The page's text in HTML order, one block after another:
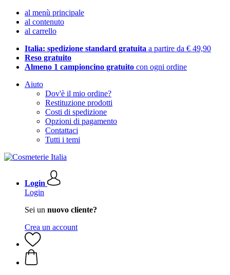
al menù principale
al contenuto
al carrello
Italia: spedizione standard gratuita a partire da € 49,90
Reso gratuito
Almeno 1 campioncino gratuito con ogni ordine
Aiuto
Dov'è il mio ordine?
Restituzione prodotti
Costi di spedizione
Opzioni di pagamento
Contattaci
Tutti i temi
Login
Login
Sei un nuovo cliente?
Crea un account